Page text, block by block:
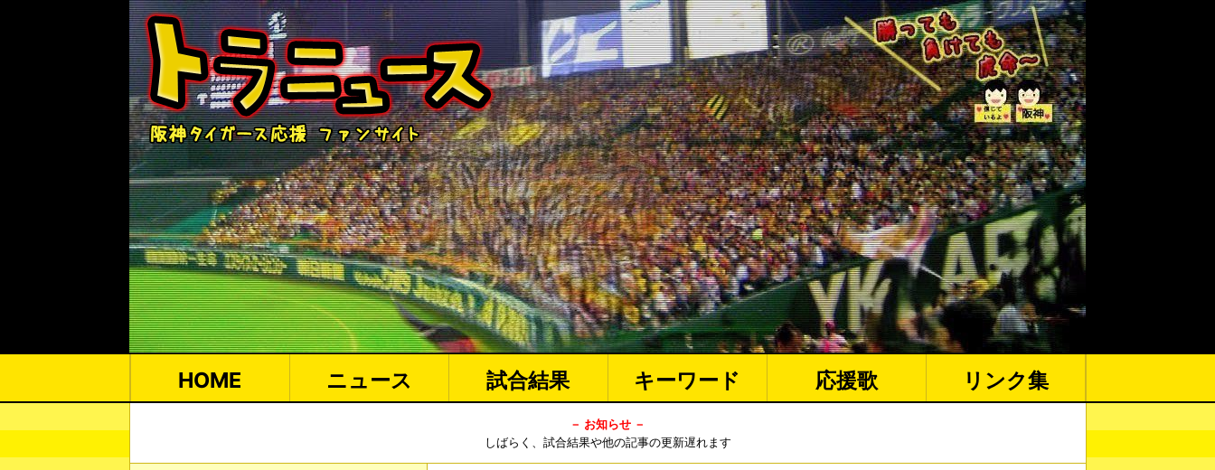
HOME ニュース 試合結果 キーワード 応援歌 リンク集
－ お知らせ －
しばらく、試合結果や他の記事の更新遅れます